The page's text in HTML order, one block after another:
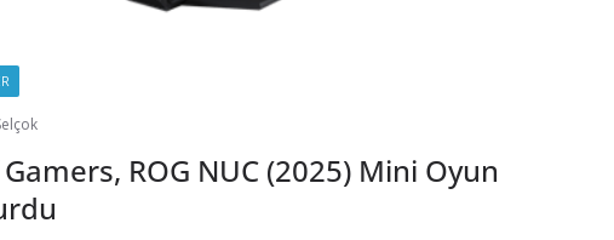
ROG NUC (2025) Mini Oyun